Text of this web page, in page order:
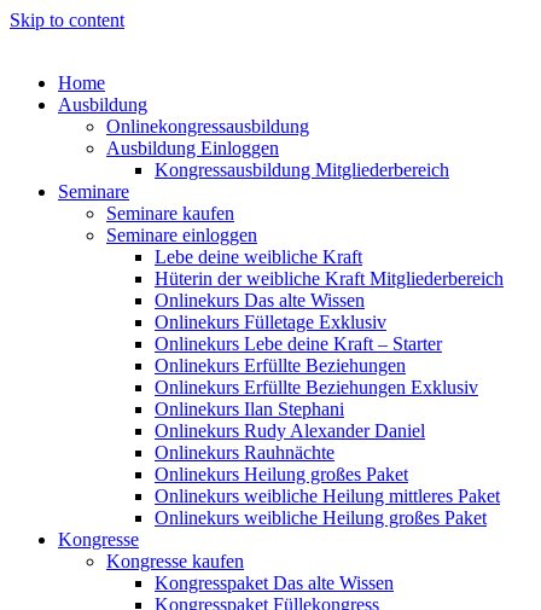
Skip to content
Home
Ausbildung
Onlinekongressausbildung
Ausbildung Einloggen
Kongressausbildung Mitgliederbereich
Seminare
Seminare kaufen
Seminare einloggen
Lebe deine weibliche Kraft
Hüterin der weibliche Kraft Mitgliederbereich
Onlinekurs Das alte Wissen
Onlinekurs Fülletage Exklusiv
Onlinekurs Lebe deine Kraft – Starter
Onlinekurs Erfüllte Beziehungen
Onlinekurs Erfüllte Beziehungen Exklusiv
Onlinekurs Ilan Stephani
Onlinekurs Rudy Alexander Daniel
Onlinekurs Rauhnächte
Onlinekurs Heilung großes Paket
Onlinekurs weibliche Heilung mittleres Paket
Onlinekurs weibliche Heilung großes Paket
Kongresse
Kongresse kaufen
Kongresspaket Das alte Wissen
Kongresspaket Füllekongress